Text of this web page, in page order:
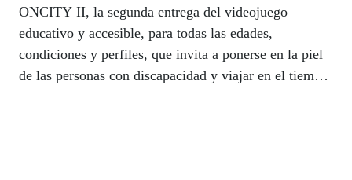
ONCITY II, la segunda entrega del videojuego
educativo y accesible, para todas las edades,
condiciones y perfiles, que invita a ponerse en la piel
de las personas con discapacidad y viajar en el tiempo,